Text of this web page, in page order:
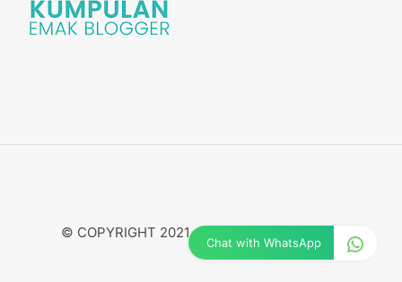
© COPYRIGHT 2021 -
Chat with WhatsApp